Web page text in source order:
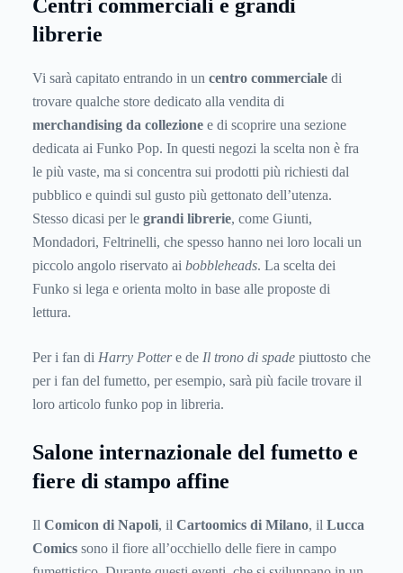
Centri commerciali e grandi
librerie
Vi sarà capitato entrando in un centro commerciale di
trovare qualche store dedicato alla vendita di
merchandising da collezione e di scoprire una sezione
dedicata ai Funko Pop. In questi negozi la scelta non è fra
le più vaste, ma si concentra sui prodotti più richiesti dal
pubblico e quindi sul gusto più gettonato dell’utenza.
Stesso dicasi per le grandi librerie, come Giunti,
Mondadori, Feltrinelli, che spesso hanno nei loro locali un
piccolo angolo riservato ai bobbleheads. La scelta dei
Funko si lega e orienta molto in base alle proposte di
lettura.
Per i fan di Harry Pottere de Il trono di spade piuttosto che
per i fan del fumetto, per esempio, sarà più facile trovare il
loro articolo funko pop in libreria.
Salone internazionale del fumetto e
fiere di stampo affine
Il Comicon di Napoli, il Cartoomics di Milano, il Lucca
Comics sono il fiore all’occhiello delle fiere in campo